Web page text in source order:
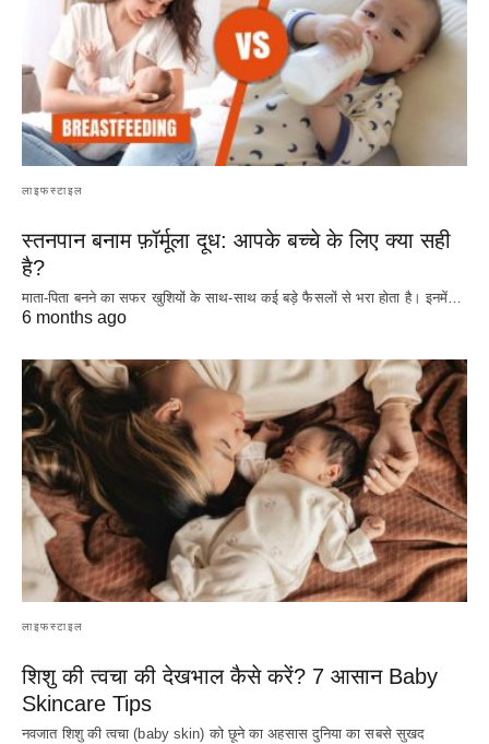
लाइफस्टाइल
स्तनपान बनाम फ़ॉर्मूला दूध: आपके बच्चे के लिए क्या सही
है?
माता-पिता बनने का सफर खुशियों के साथ-साथ कई बड़े फैसलों से भरा होता है। इनमें…
6 months ago
लाइफस्टाइल
शिशु की त्वचा की देखभाल कैसे करें? 7 आसान Baby
Skincare Tips
नवजात शिशु की त्वचा (baby skin) को छूने का अहसास दुनिया का सबसे सुखद